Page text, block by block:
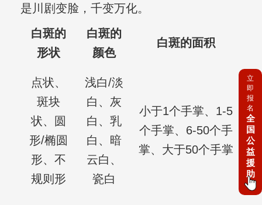
是川剧变脸，千变万化。
白斑的
形状
白斑的
颜色
白斑的面积
点状、
斑块
状、圆
形/椭圆
形、不
规则形
浅白/淡
白、灰
白、乳
白、暗
云白、
瓷白
小于1个手掌、1-5
个手掌、6-50个手
掌、大于50个手掌
立
即
报
名
全
国
公
益
援
助